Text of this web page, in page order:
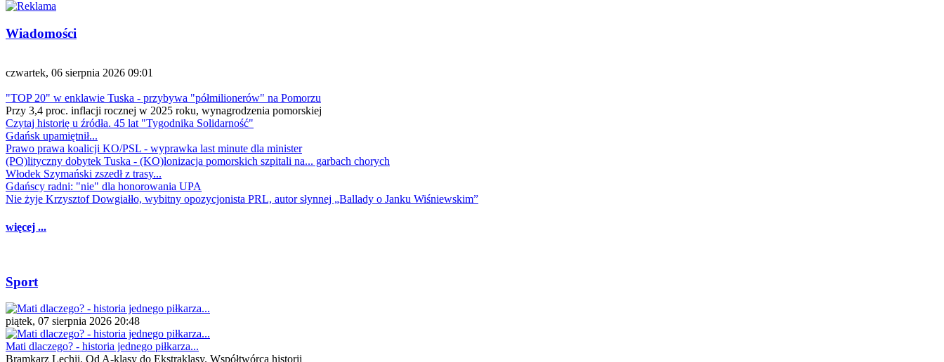
Wiadomości
czwartek, 06 sierpnia 2026 09:01
"TOP 20" w enklawie Tuska - przybywa "półmilionerów" na Pomorzu
Przy 3,4 proc. inflacji rocznej w 2025 roku, wynagrodzenia pomorskiej
Czytaj historię u źródła. 45 lat "Tygodnika Solidarność"
Gdańsk upamiętnił...
Prawo prawa koalicji KO/PSL - wyprawka last minute dla minister
(PO)lityczny dobytek Tuska - (KO)lonizacja pomorskich szpitali na... garbach chorych
Włodek Szymański zszedł z trasy...
Gdańscy radni: "nie" dla honorowania UPA
Nie żyje Krzysztof Dowgiałło, wybitny opozycjonista PRL, autor słynnej „Ballady o Janku Wiśniewskim”
więcej ...
Sport
piątek, 07 sierpnia 2026 20:48
Mati dlaczego? - historia jednego piłkarza...
Bramkarz Lechii. Od A-klasy do Ekstraklasy. Współtwórca historii